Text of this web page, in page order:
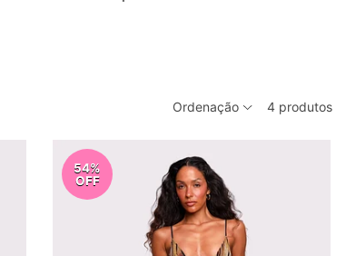
Ordenação 4 produtos
54%
OFF